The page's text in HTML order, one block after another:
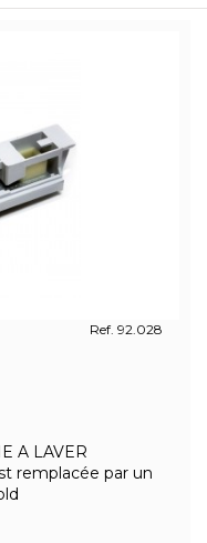
Ref. 92.028
A LAVER
remplacée par un